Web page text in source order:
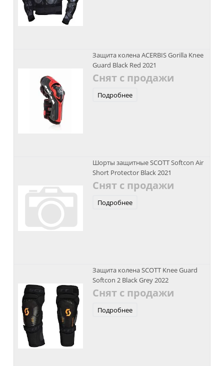
Защита колена ACERBIS Gorilla Knee
Guard Black Red 2021
Снят с продажи
Подробнее
Шорты защитные SCOTT Softcon Air
Short Protector Black 2021
Снят с продажи
Подробнее
Защита колена SCOTT Knee Guard
Softcon 2 Black Grey 2022
Снят с продажи
Подробнее